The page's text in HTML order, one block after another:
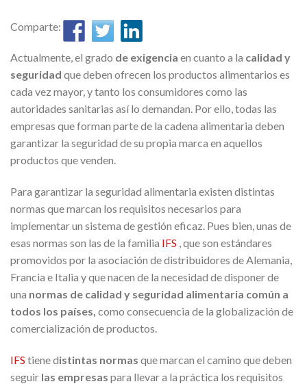
Comparte:
Actualmente, el grado de exigencia en cuanto a la calidad y
seguridad que deben ofrecen los productos alimentarios es
cada vez mayor, y tanto los consumidores como las
autoridades sanitarias así lo demandan. Por ello, todas las
empresas que forman parte de la cadena alimentaria deben
garantizar la seguridad de su propia marca en aquellos
productos que venden.
Para garantizar la seguridad alimentaria existen distintas
normas que marcan los requisitos necesarios para
implementar un sistema de gestión eficaz. Pues bien, unas de
esas normas son las de la familia IFS , que son estándares
promovidos por la asociación de distribuidores de Alemania,
Francia e Italia y que nacen de la necesidad de disponer de
una normas de calidad y seguridad alimentaria común a
todos los países, como consecuencia de la globalización de
comercialización de productos.
IFS tiene distintas normas que marcan el camino que deben
seguir las empresas para llevar a la práctica los requisitos